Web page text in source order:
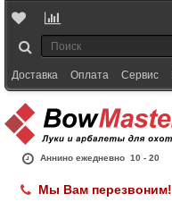
Доставка Оплата Сервис
Аннино ежедневно 10 - 20
Мы Вам перезвоним!